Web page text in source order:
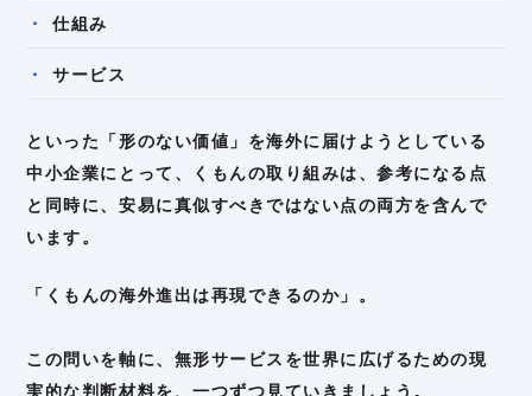
仕組み
サービス
といった「形のない価値」を海外に届けようとしている
中小企業にとって、くもんの取り組みは、参考になる点
と同時に、安易に真似すべきではない点の両方を含んで
います。
「くもんの海外進出は再現できるのか」。
この問いを軸に、無形サービスを世界に広げるための現
実的な判断材料を、一つずつ見ていきましょう。